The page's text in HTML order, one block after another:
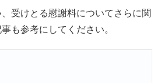
受けとる慰謝料についてさらに関
も参考にしてください。